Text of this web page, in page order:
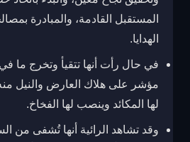
المستقبل القادمة، والمبادرة
الهدايا.
في حال رأت أنها تتقيأ وتخرج ما
مؤشر على هلاك العارض والنيل
لها المكائد وينصب لها الفخاخ.
وقد تشاهد الرائية أنها تُشفى من